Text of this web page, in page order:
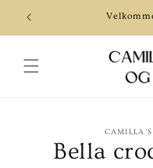
til
Bella